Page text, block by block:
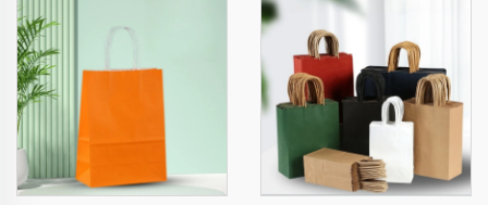
закуски, суши, пица,
хляб, сладоледи,
шоколад, бургери - за
кейтеринг и
занаяти
на храна за Нова
година/Коледа с
екранна печат